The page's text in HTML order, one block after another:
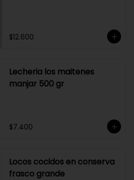
$12.600
Lecheria los maitenes
manjar 500 gr
$7.400
Locos cocidos en conserva
frasco grande